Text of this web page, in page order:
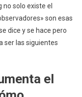
solo existe el
son esas
dice y se hace pero
ser las siguientes
el